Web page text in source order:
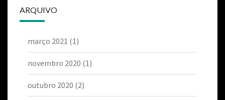
ARQUIVO
março 2021 (1)
novembro 2020 (1)
outubro 2020 (2)